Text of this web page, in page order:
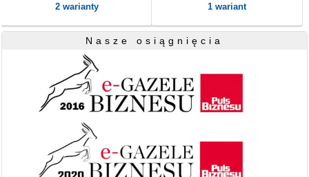
2 warianty 1 wariant
Nasze osiągnięcia